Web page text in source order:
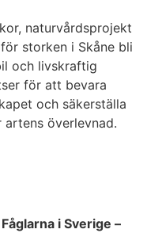
naturvårdsprojekt
storken i Skåne bli
och livskraftig
för att bevara
och säkerställa
överlevnad.
i Sverige –